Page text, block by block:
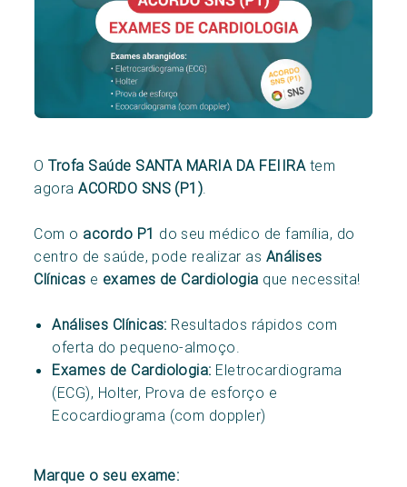
OTrofa Saúde SANTA MARIA DA FEIIRA tem
agoraACORDO SNS (P1)
Com o acordo P1 do seu médico de família, do
centro de saúde, pode realizar as Análises
Clínicas e exames de Cardiologia que necessita!
Análises Clínicas: Resultados rápidos com
oferta do pequeno-almoço.
Exames de Cardiologia: Eletrocardiograma
(ECG), Holter, Prova de esforço e
Ecocardiograma (com doppler)
Marque o seu exame: